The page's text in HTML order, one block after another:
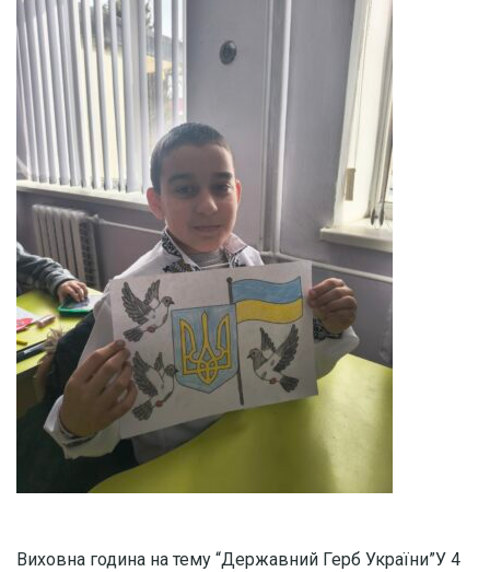
Виховна година на тему “Державний Герб України”У 4